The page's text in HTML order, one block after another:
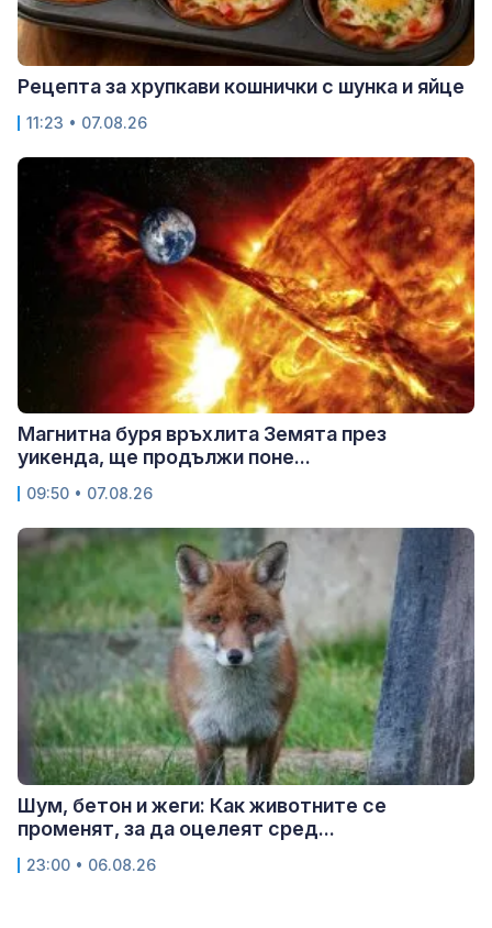
Рецепта за хрупкави кошнички с шунка и яйце
11:23 • 07.08.26
Магнитна буря връхлита Земята през
уикенда, ще продължи поне...
09:50 • 07.08.26
Шум, бетон и жеги: Как животните се
променят, за да оцелеят сред...
23:00 • 06.08.26